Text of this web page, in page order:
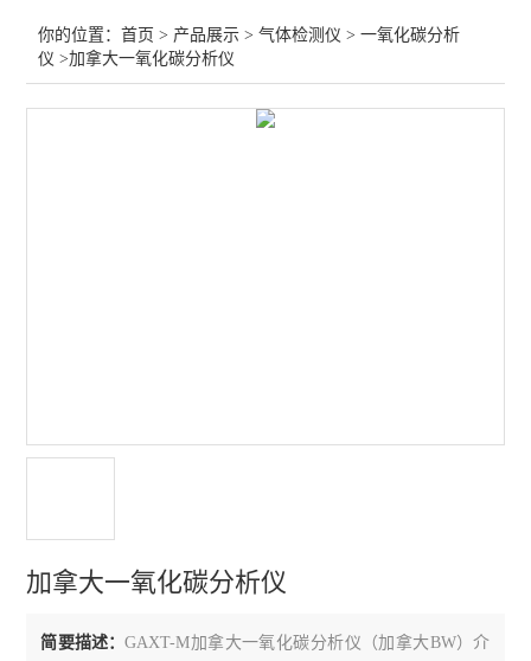
磷化氢检测仪
氧气检测仪
臭氧检测仪
甲醛检测仪
你的位置：首页 > 产品展示 >气体检测仪 >一氧化碳分析
仪 >加拿大一氧化碳分析仪
加拿大一氧化碳分析仪
简要描述：GAXT-M加拿大一氧化碳分析仪（加拿大BW）介